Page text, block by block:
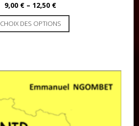
9,00 € – 12,50 €
CHOIX DES OPTIONS